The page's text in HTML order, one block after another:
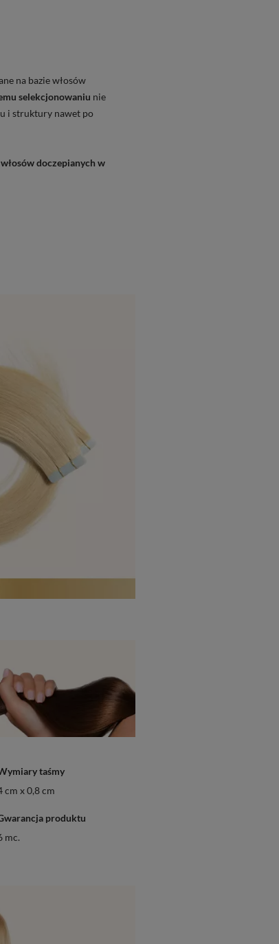
na bazie włosów
selekcjonowaniu nie
i struktury nawet po
doczepianych w
taśmy
cm x 0,8 cm
produktu
mc.